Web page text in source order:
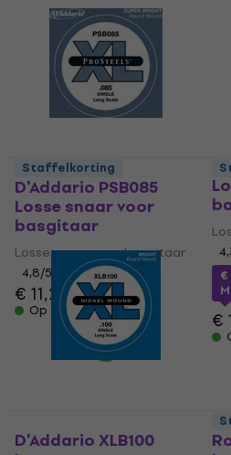
D'Addario PSB085
Losse snaar voor
basgitaar
Losse snaar voor basgitaar
4,8/5
€ 11,20
Op voorraad €
Staffelkorting
D'Addario XLB100